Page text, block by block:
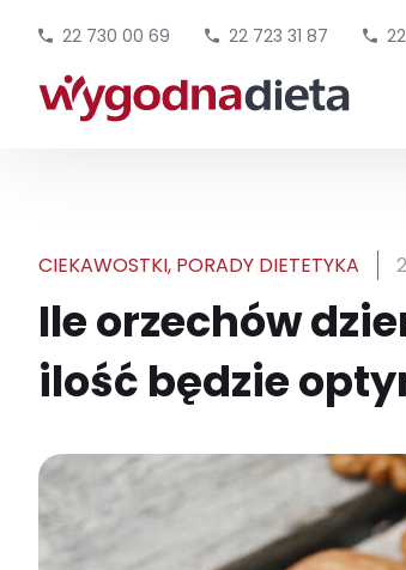
22 730 00 69 22 723 31 87
CIEKAWOSTKI, PORADY DIETETYKA
Ile orzechów
ilość będzie